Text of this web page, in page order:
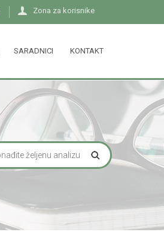
Zona za korisnike
SARADNICI KONTAKT